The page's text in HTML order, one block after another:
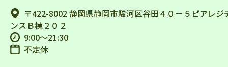
〒422-8002 静岡県静岡市駿河区谷田４０－５ピアレジ
ンスＢ棟２０２
9:00～21:30
不定休